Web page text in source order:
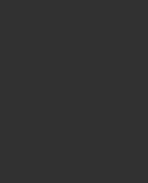
der Dialog geschlossen. Seine Funktionalität ist